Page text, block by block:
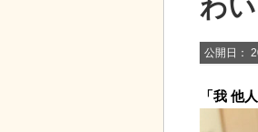
わ
公開日：
「我 他